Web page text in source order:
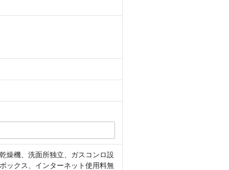
燥機、洗面所独立、ガスコンロ設
ックス、インターネット使用料無